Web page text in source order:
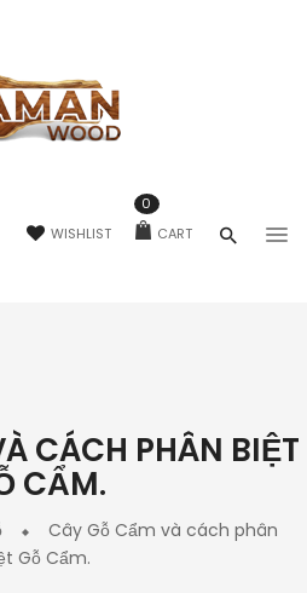
WISHLIST CART
0
CÁCH PHÂN BIỆT
CẨM.
Cây Gỗ Cẩm và cách phân
Gỗ Cẩm.